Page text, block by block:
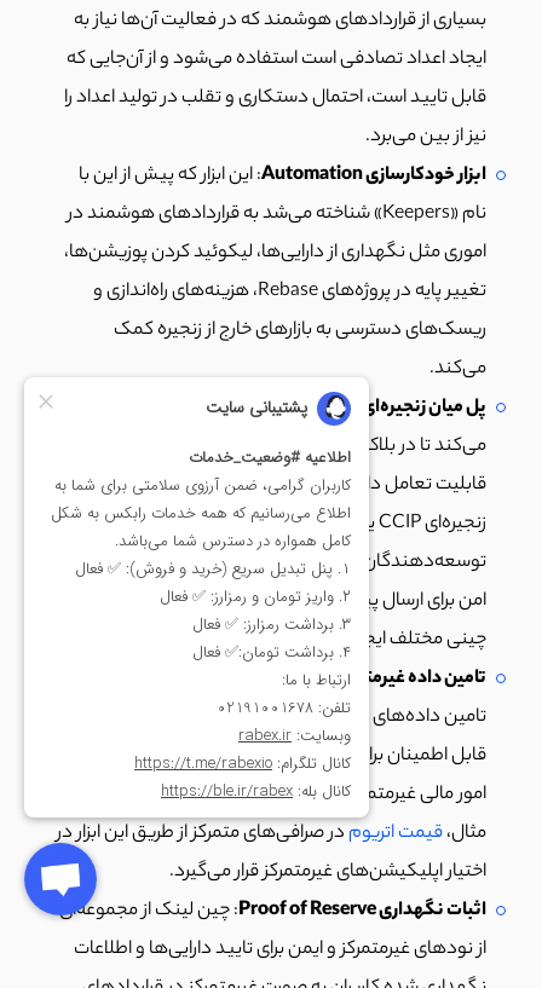
بسیاری از قراردادهای هوشمند که در فعالیت آن‌ها نیاز به
ایجاد اعداد تصادفی است استفاده می‌شود و از آن‌جایی که
قابل تایید است، احتمال دستکاری و تقلب در تولید اعداد را
نیز از بین می‌برد.
ابزار خودکارسازی Automation
: این ابزار که پیش از این با
نام «Keepers» شناخته می‌شد به قراردادهای هوشمند در
اموری مثل نگهداری از دارایی‌ها، لیکوئید کردن پوزیشن‌ها،
تغییر پایه در پروژه‌های Rebase، هزینه‌های راه‌اندازی و
ریسک‌های دسترسی به بازارهای خارج از زنجیره کمک
می‌کند.
پل میان زنجیره‌ای : این ابزار به قراردادهای هوشمند کمک
می‌کند تا در بلاک چین‌های خصوصی و عمومی مختلف
قابلیت تعامل داشته باشند. پروتکل تعامل‌پذیری میان
زنجیره‌ای CCIP یک استاندارد جهانی و منبع باز در اختیار
توسعه‌دهندگان قرارا می‌دهد تا خدمات و اپلیکیشن‌های
امن برای ارسال پیام و انتقال توکن در میان شبکه‌های بلاک
چینی مختلف ایجاد کنند.
تامین داده غیرمتمرکز
تامین داده‌های خارج از زنجیره به صورت غیرمتمرکز، امن،
قابل اطمینان برای قراردادهای هوشمند به خصوص در حوزه
امور مالی غیرمتمرکز مورد استفاده قرار می‌گیرد. به عنوان
مثال،قیمت اتریوم در صرافی‌های متمرکز از طریق این ابزار در
اختیار اپلیکیشن‌های غیرمتمرکز قرار می‌گیرد.
اثبات نگهداری Proof of Reserve
: چین لینک از مجموعه‌ای
از نودهای غیرمتمرکز و ایمن برای تایید دارایی‌ها و اطلاعات